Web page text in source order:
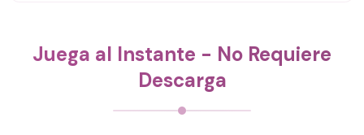
Juega al Instante - No Requiere
Descarga